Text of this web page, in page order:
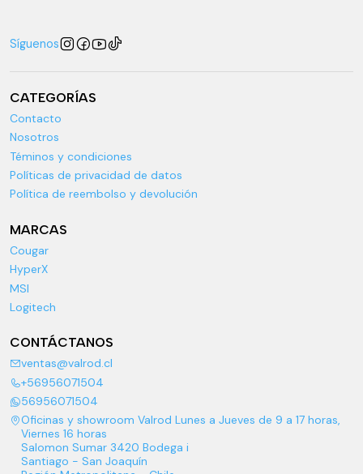
Síguenos
CATEGORÍAS
Contacto
Nosotros
Téminos y condiciones
Políticas de privacidad de datos
Política de reembolso y devolución
MARCAS
Cougar
HyperX
MSI
Logitech
CONTÁCTANOS
ventas@valrod.cl
+56956071504
56956071504
Oficinas y showroom Valrod Lunes a Jueves de 9 a 17 horas,
Viernes 16 horas
Salomon Sumar 3420 Bodega i
Santiago - San Joaquín